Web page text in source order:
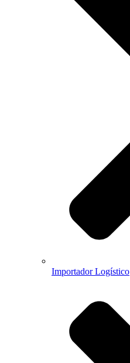
Importador Logístico